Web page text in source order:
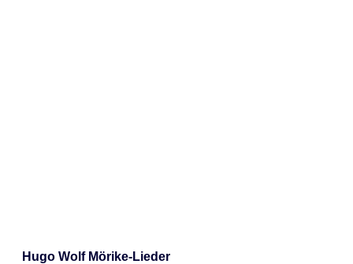
Hugo Wolf Mörike-Lieder